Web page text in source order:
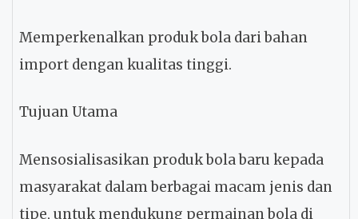
Memperkenalkan produk bola dari bahan
import dengan kualitas tinggi.
Tujuan Utama
Mensosialisasikan produk bola baru kepada
masyarakat dalam berbagai macam jenis dan
tipe, untuk mendukung permainan bola di